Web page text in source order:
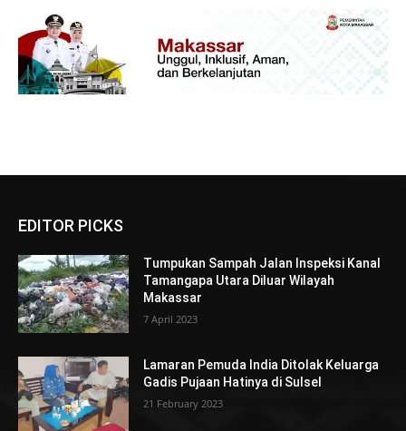
EDITOR PICKS
Tumpukan Sampah Jalan Inspeksi Kanal
Tamangapa Utara Diluar Wilayah
Makassar
7 April 2023
Lamaran Pemuda India Ditolak Keluarga
Gadis Pujaan Hatinya di Sulsel
21 February 2023